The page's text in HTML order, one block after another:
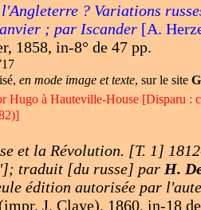
? Variations
; par Iscander [A.
1858, in-8° de 47 pp.
en mode image et texte, sur le site
Hugo à Hauteville-House [Disparu :
et la Révolution. [T. 1]
traduit [du russe] par H.
édition autorisée par
J. Claye), 1860, in-18